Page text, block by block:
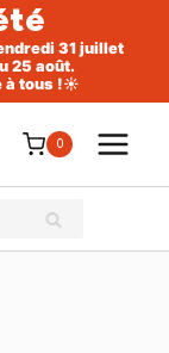
31 juillet
25 août.
à tous !☀️
0
RECHERCHE